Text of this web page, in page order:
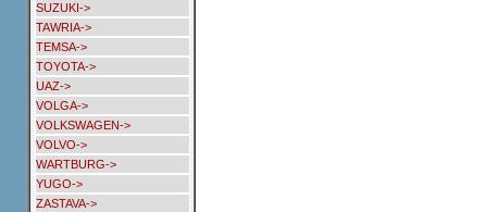
SUZUKI->
TAWRIA->
TEMSA->
TOYOTA->
UAZ->
VOLGA->
VOLKSWAGEN->
VOLVO->
WARTBURG->
YUGO->
ZASTAVA->